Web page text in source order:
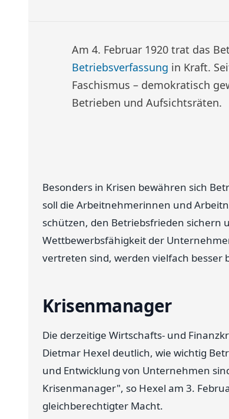
Am 4. Februar 1920 trat das
Betriebsverfassung in Kraft.
Faschismus – demokratisch
Betrieben und Aufsichtsräten.
Besonders in Krisen bewähren sich
soll die Arbeitnehmerinnen und
schützen, den Betriebsfrieden sichern
Wettbewerbsfähigkeit der
vertreten sind, werden vielfach besser
Krisenmanager
Die derzeitige Wirtschafts- und
Dietmar Hexel deutlich, wie wichtig
und Entwicklung von Unternehmen
Krisenmanager", so Hexel am 3.
gleichberechtigter Macht.